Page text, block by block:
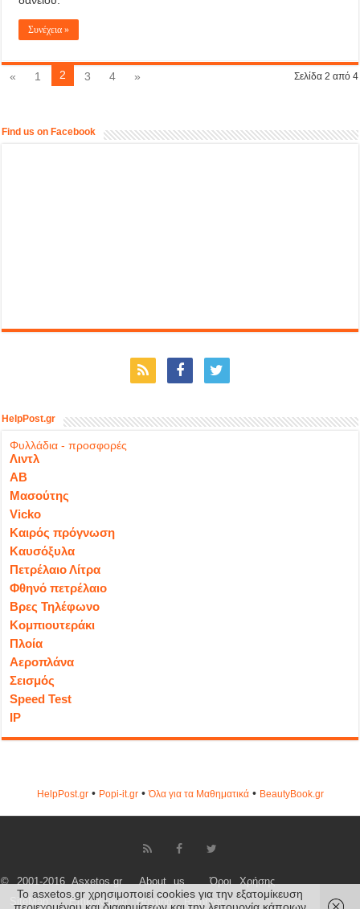
Συνέχεια »
Σελίδα 2 από 4
« 1 2 3 4 »
Find us on Facebook
HelpPost.gr
Φυλλάδια - προσφορές
Λιντλ
ΑΒ
Μασούτης
Vicko
Καιρός πρόγνωση
Καυσόξυλα
Πετρέλαιο Λίτρα
Φθηνό πετρέλαιο
Βρες Τηλέφωνο
Κομπιουτεράκι
Πλοία
Αεροπλάνα
Σεισμός
Speed Test
IP
HelpPost.gr• Popi-it.gr•Όλα για τα Μαθηματικά• ΒeautyΒook.gr
© 2001-2016 Asxetos.gr About us
Όροι Χρήσης
Επικοινωνία Hosting Rainhost
Το asxetos.gr χρησιμοποιεί cookies για την εξατομίκευση